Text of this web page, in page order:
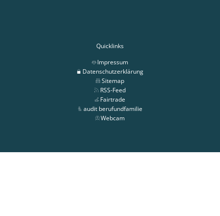
Quicklinks
Impressum
Datenschutzerklärung
Sitemap
RSS-Feed
Fairtrade
audit berufundfamilie
Webcam